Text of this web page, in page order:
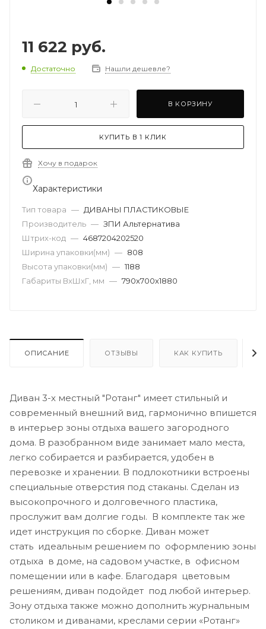
11 622 руб.
Достаточно Нашли дешевле?
В КОРЗИНУ
КУПИТЬ В 1 КЛИК
Хочу в подарок
Характеристики
Тип товара — ДИВАНЫ ПЛАСТИКОВЫЕ
Производитель — ЗПИ Альтернатива
Штрих-код — 4687204202520
Ширина упаковки(мм) — 808
Высота упаковки(мм) — 1188
Габариты ВхШхГ, мм — 790х700х1880
ОПИСАНИЕ ОТЗЫВЫ КАК КУПИТЬ
Диван 3-х местный "Ротанг" имеет стильный и
современный внешний вид, гармонично впишется
в интерьер зоны отдыха вашего загородного
дома. В разобранном виде занимает мало места,
легко собирается и разбирается, удобен в
перевозке и хранении. В подлокотники встроены
специальные отверстия под стаканы. Сделан из
высокопрочного и долговечного пластика,
прослужит вам долгие годы. В комплекте так же
идет инструкция по сборке. Диван может
стать идеальным решением по оформлению зоны
отдыха в доме, на садовом участке, в офисном
помещении или в кафе. Благодаря цветовым
решениям, диван подойдет под любой интерьер.
Зону отдыха также можно дополнить журнальным
столиком и диванами, креслами серии «Ротанг»